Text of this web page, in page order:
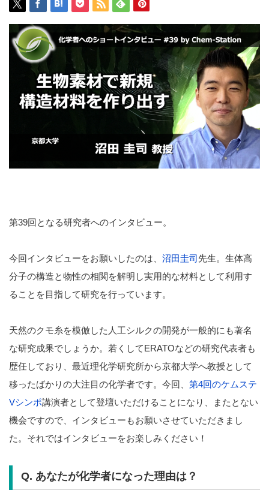
第39回となる研究者へのインタビュー。
今回インタビューをお願いしたのは、 沼田圭司先生。生体高
分子の構造と物性の相関を解明し実用的な材料として利用す
ることを目指して研究を行っています。
天然のクモ糸を模倣した人工シルクの開発が一般的にも著名
な研究成果でしょうか。若くしてERATOなどの研究代表者も
歴任しており、最近理化学研究所から京都大学へ教授として
移ったばかりの大注目の化学者です。今回、 第4回のケムステ
Vシンポ講演者として登壇いただけることになり、またとない
機会ですので、インタビューもお願いさせていただきまし
た。それではインタビューをお楽しみください！
Q. あなたが化学者になった理由は？